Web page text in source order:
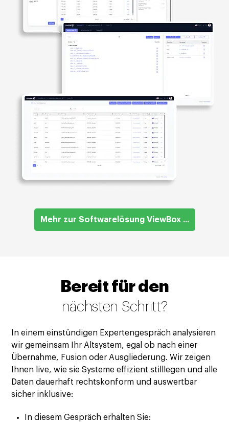
Mehr zur Softwarelösung ViewBox ...
Bereit für den
nächsten Schritt?
In einem einstündigen Expertengespräch analysieren
wir gemeinsam Ihr Altsystem, egal ob nach einer
Übernahme, Fusion oder Ausgliederung. Wir zeigen
Ihnen live, wie sie Systeme effizient stilllegen und alle
Daten dauerhaft rechtskonform und auswertbar
sicher inklusive:
In diesem Gespräch erhalten Sie: